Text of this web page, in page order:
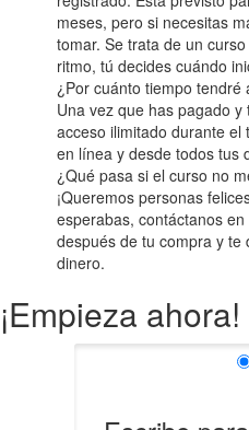
meses, pero si necesitas
tomar. Se trata de un
ritmo, tú decides cuándo
¿Por cuánto tiempo tendré
Una vez que has pagado
acceso ilimitado durante
en línea y desde todos tus
¿Qué pasa si el curso no
¡Queremos personas
esperabas, contáctanos
después de tu compra y te
dinero.
¡Empieza ahora!